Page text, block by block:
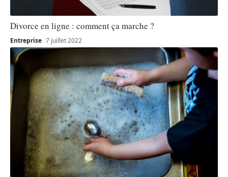
Divorce en ligne : comment ça marche ?
Entreprise 7 juillet 2022